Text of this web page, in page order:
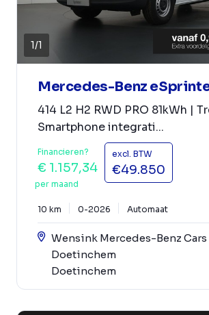
1/1
Mercedes-Benz
414 L2 H2 RWD PRO 81kWh |
Smartphone integrati...
Financieren?
€ 1.157,34
per maand
excl. BTW
€49.850
10 km 0-2026 Automaat
Wensink Mercedes-Benz Cars
Doetinchem
Doetinchem